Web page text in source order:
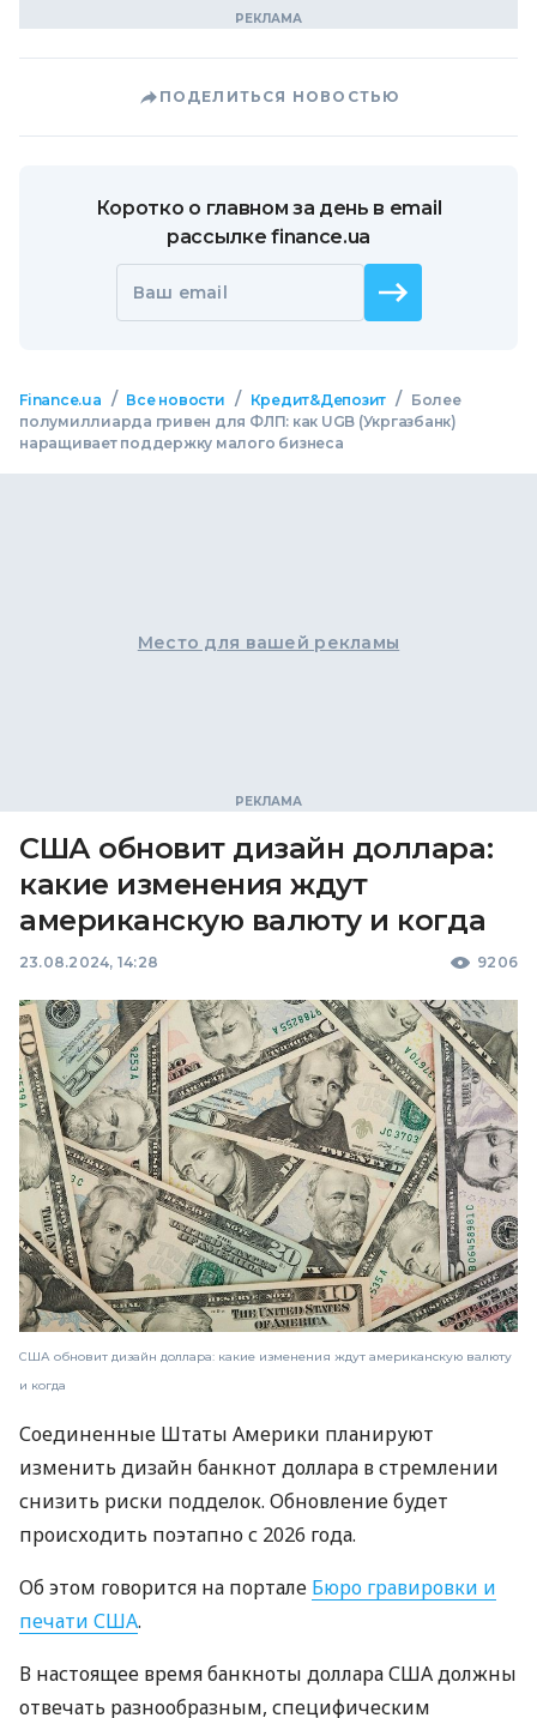
ПОДЕЛИТЬСЯ НОВОСТЬЮ
Коротко о главном за день в email
рассылке finance.ua
Ваш email
Finance.ua / Все новости / Кредит&Депозит /
Более
полумиллиарда гривен для ФЛП: как UGB (Укргазбанк)
наращивает поддержку малого бизнеса
Место для вашей рекламы
США обновит дизайн доллара:
какие изменения ждут
американскую валюту и когда
23.08.2024, 14:28 9206
США обновит дизайн доллара: какие изменения ждут американскую валюту
и когда
Соединенные Штаты Америки планируют
изменить дизайн банкнот доллара в стремлении
снизить риски подделок. Обновление будет
происходить поэтапно с 2026 года.
Об этом говорится на портале Бюро гравировки и
печати США.
В настоящее время банкноты доллара США должны
отвечать разнообразным, специфическим